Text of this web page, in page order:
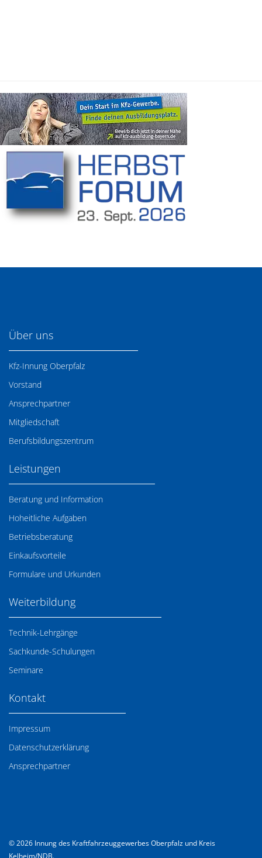
Über uns
Kfz-Innung Oberpfalz
Vorstand
Ansprechpartner
Mitgliedschaft
Berufsbildungszentrum
Leistungen
Beratung und Information
Hoheitliche Aufgaben
Betriebsberatung
Einkaufsvorteile
Formulare und Urkunden
Weiterbildung
Technik-Lehrgänge
Sachkunde-Schulungen
Seminare
Kontakt
Impressum
Datenschutzerklärung
Ansprechpartner
© 2026 Innung des Kraftfahrzeuggewerbes Oberpfalz und Kreis
Kelheim/NDB.